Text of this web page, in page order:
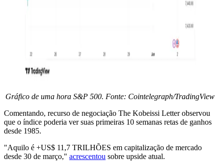
Gráfico de uma hora S&P 500. Fonte: Cointelegraph/TradingView
Comentando, recurso de negociação The Kobeissi Letter observou
que o índice poderia ver suas primeiras 10 semanas retas de ganhos
desde 1985.
"Aquilo é +US$ 11,7 TRILHÕES em capitalização de mercado
desde 30 de março," acrescentou sobre upside atual.